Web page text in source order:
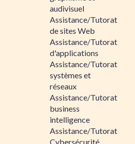
audivisuel
Assistance/Tutorat
de sites Web
Assistance/Tutorat
d'applications
Assistance/Tutorat
systèmes et
réseaux
Assistance/Tutorat
business
intelligence
Assistance/Tutorat
Cybersécurité